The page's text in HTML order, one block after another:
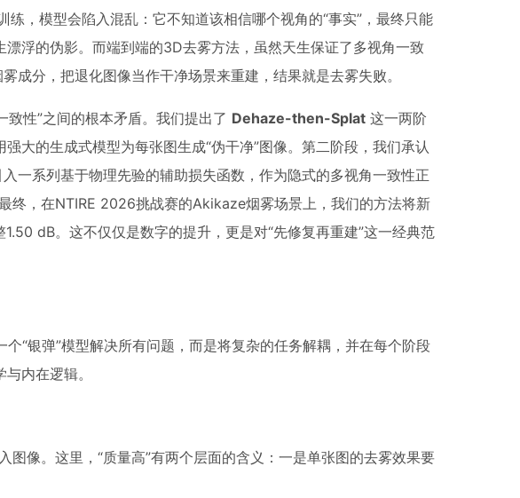
，模型会陷入混乱：它不知道该相信哪个视角的“事实”，最终只能
浮的伪影。而端到端的3D去雾方法，虽然天生保证了多视角一致
成分，把退化图像当作干净场景来重建，结果就是去雾失败。
致性”之间的根本矛盾。我们提出了 Dehaze-then-Splat 这一两阶
大的生成式模型为每张图生成“伪干净”图像。第二阶段，我们承认
一系列基于物理先验的辅助损失函数，作为隐式的多视角一致性正
终，在NTIRE 2026挑战赛的Akikaze烟雾场景上，我们的方法将新
dB。这不仅仅是数字的提升，更是对“先修复再重建”这一经典范
“银弹”模型解决所有问题，而是将复杂的任务解耦，并在每个阶段
内在逻辑。
像。这里，“质量高”有两个层面的含义：一是单张图的去雾效果要